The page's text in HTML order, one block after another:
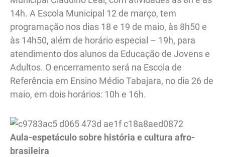
14h. A Escola Municipal 12 de março, tem
programação nos dias 18 e 19 de maio, às 8h50 e
às 14h50, além de horário especial – 19h, para
atendimento dos alunos da Educação de Jovens e
Adultos. O encerramento será na Escola de
Referência em Ensino Médio Tabajara, no dia 26 de
maio, em dois horários: 10h e 16h.
Aula-espetáculo sobre história e cultura afro-
brasileira